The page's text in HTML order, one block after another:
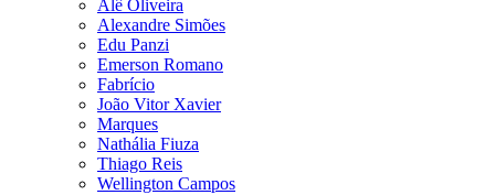
Alê Oliveira
Alexandre Simões
Edu Panzi
Emerson Romano
Fabrício
João Vitor Xavier
Marques
Nathália Fiuza
Thiago Reis
Wellington Campos